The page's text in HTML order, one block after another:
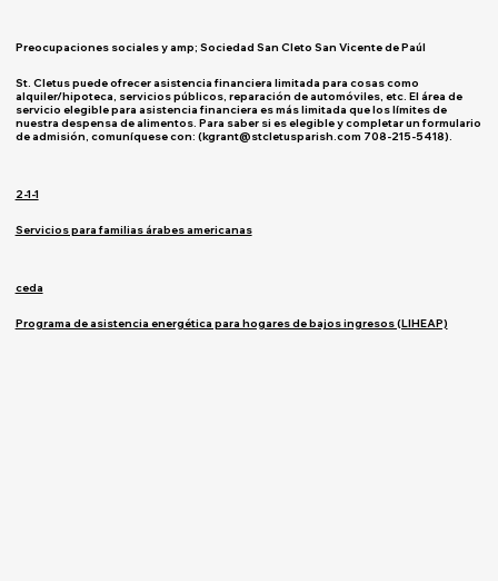
Preocupaciones sociales y amp; Sociedad San Cleto San Vicente de Paúl
St. Cletus puede ofrecer asistencia financiera limitada para cosas como
alquiler/hipoteca, servicios públicos, reparación de automóviles, etc. El área de
servicio elegible para asistencia financiera es más limitada que los límites de
nuestra despensa de alimentos. Para saber si es elegible y completar un formulario
de admisión, comuníquese con: (kgrant@stcletusparish.com 708-215-5418).
2-1-1
Servicios para familias árabes americanas
ceda
Programa de asistencia energética para hogares de bajos ingresos (LIHEAP)